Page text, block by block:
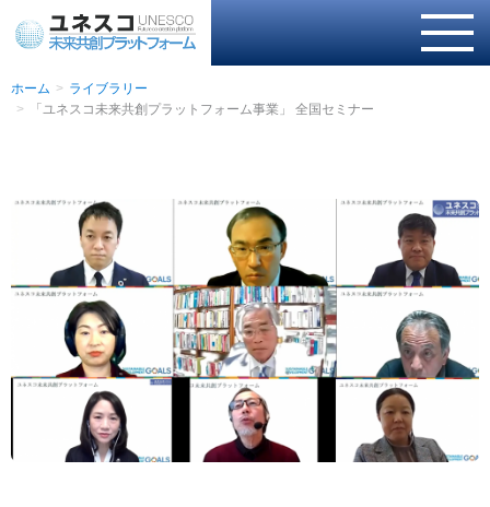
ホーム
ライブラリー
「ユネスコ未来共創プラットフォーム事業」 全国セミナー